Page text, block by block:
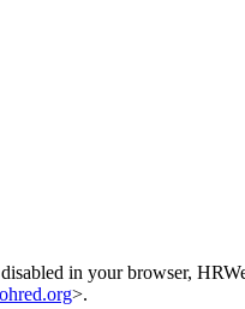
in your browser,
>.